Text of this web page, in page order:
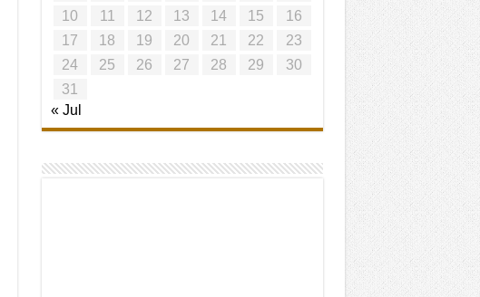
10
11 12 13 14 15
16
17
18 19 20 21 22
23
24
25 26 27 28 29
30
31
« Jul